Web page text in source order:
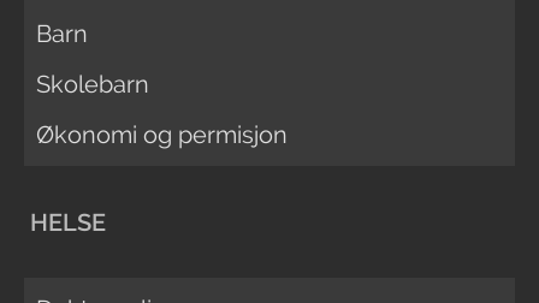
Barn
Skolebarn
Økonomi og permisjon
HELSE